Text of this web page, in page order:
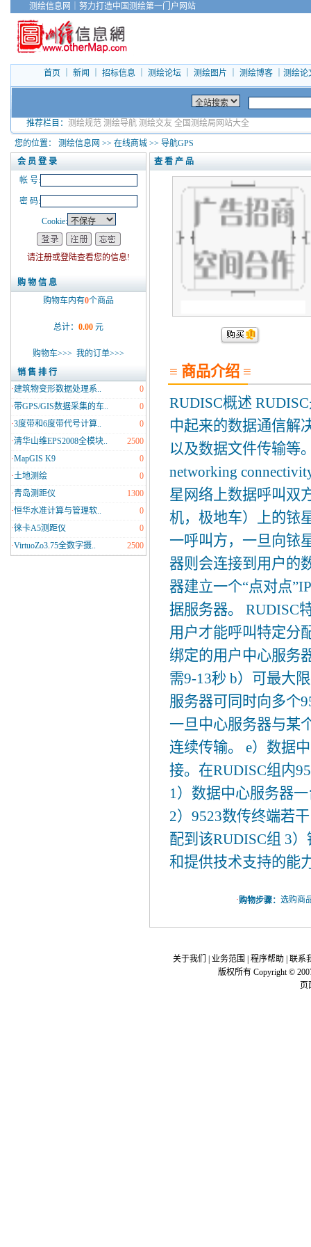
测绘信息网 努力打造中国测绘第一门户网站
首页 新闻 招标信息｜ 测绘论坛｜ 测绘图片 测绘博客｜ 测绘论
推荐栏目： 测绘规范 测绘导航 测绘交友 全国测绘局网站大全
您的位置： 测绘信息网 >> 在线商城 >> 导航GPS
会 员 登 录
帐 号:
密 码:
Cookie:
请注册或登陆查看您的信息!
购 物 信 息
购物车内有0个商品
总计： 0.00 元
购物车>>> 我的订单>>>
销 售 排 行
·建筑物变形数据处理系..
0
·带GPS/GIS数据采集的车..
0
·3度带和6度带代号计算..
0
·清华山维EPS2008全模块..
2500
·MapGIS K9
0
·土地测绘
0
·青岛测距仪
1300
·恒华水准计算与管理软..
0
·徕卡A5测距仪
0
·VirtuoZo3.75全数字摄.. 2500
查 看 产 品
≡ 商品介绍 ≡
RUDISC概述
中起来的数据通信解
以及数据文件传输等
networking
星网络上数据呼叫双
机，极地车）上的铱
一呼叫方，一旦向铱
器则会连接到用户的
器建立一个“点对点
据服务器。 RUDISC
用户才能呼叫特定分
绑定的用户中心服务
需9-13秒 b）可最大
服务器可同时向多个
一旦中心服务器与某
连续传输。 e）数据
接。在RUDISC组内
1）数据中心服务器
2）9523数传终端若
配到该RUDISC组 3
和提供技术支持的能
·购物步骤： 选购商
关于我们 业务范围 程序帮助 联系
版权所有 Copyright ©
页